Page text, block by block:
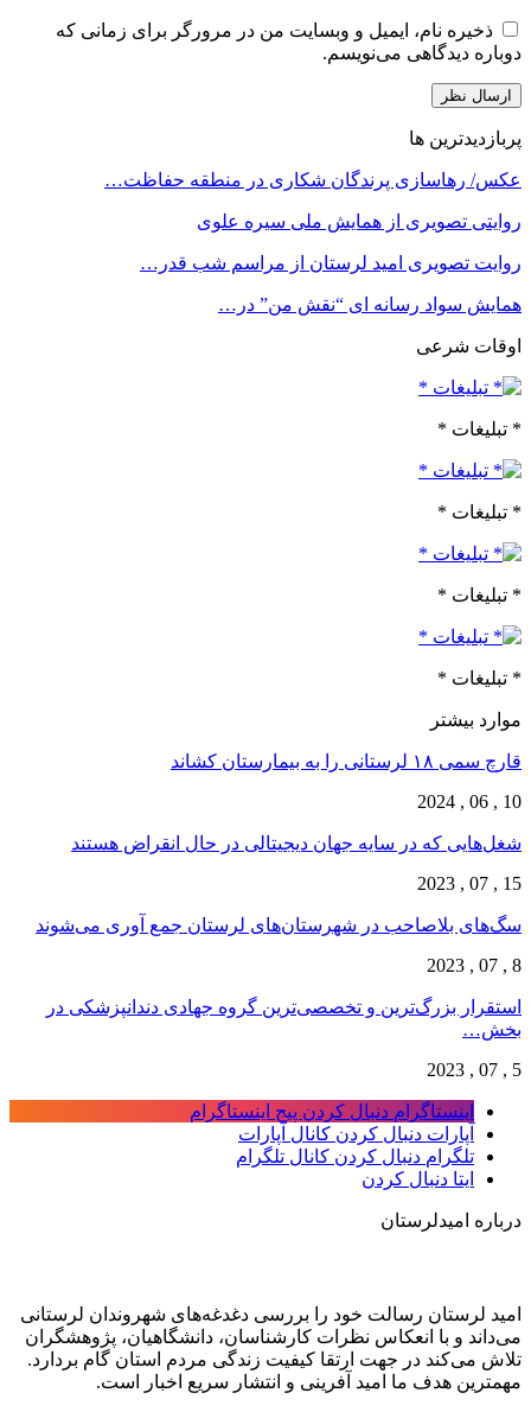
ذخیره نام، ایمیل و وبسایت من در مرورگر برای زمانی که
دوباره دیدگاهی می‌نویسم.
پربازدیدترین ها
عکس/ رهاسازی پرندگان شکاری در منطقه حفاظت…
روایتی تصویری از همایش ملی سیره علوی
روایت تصویری امید لرستان از مراسم شب قدر…
همایش سواد رسانه ای “نقش من” در…
اوقات شرعی
* تبلیغات *
* تبلیغات *
* تبلیغات *
* تبلیغات *
موارد بیشتر
قارچ‌ سمی ۱۸ لرستانی را به بیمارستان کشاند
10 , 06 , 2024
شغل‌‌هایی که در سایه جهان دیجیتالی در حال انقراض هستند
15 , 07 , 2023
سگ‌های بلاصاحب در شهرستان‌های لرستان جمع آوری می‌شوند
8 , 07 , 2023
استقرار بزرگ‌ترین و تخصصی‌ترین گروه جهادی دندانپزشکی در
بخش…
5 , 07 , 2023
اینستاگرام دنبال کردن پیج اینستاگرام
آپارات دنبال کردن کانال آپارات
تلگرام دنبال کردن کانال تلگرام
ایتا دنبال کردن
درباره امیدلرستان
امید لرستان رسالت خود را بررسی دغدغه‌های شهروندان لرستانی
می‌داند و با انعکاس نظرات کارشناسان، دانشگاهیان، پژوهشگران
تلاش می‌کند در جهت ارتقا کیفیت زندگی مردم استان گام بردارد.
مهمترین هدف ما امید آفرینی و انتشار سریع اخبار است.